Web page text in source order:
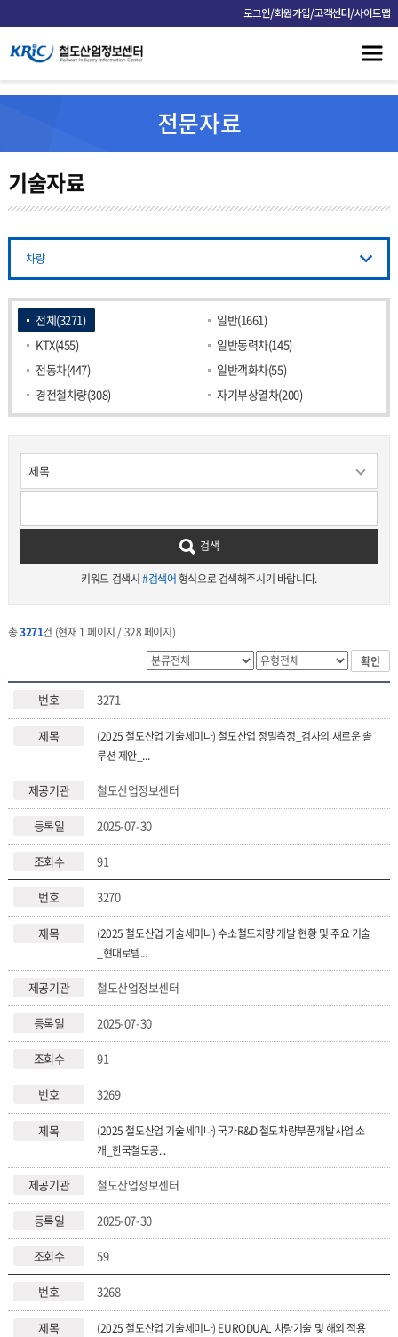
로그인/회원가입/고객센터/사이트맵
전문자료
기술자료
차량
전체(3271)
일반(1661)
KTX(455)
일반동력차(145)
전동차(447)
일반객화차(55)
경전철차량(308)
자기부상열차(200)
검색
키워드 검색시#검색어형식으로 검색해주시기 바랍니다.
총3271건 (현재 1 페이지 / 328 페이지)
확인
3271
(2025 철도산업 기술세미나) 철도산업 정밀측정_검사의 새로운 솔
루션 제안_...
철도산업정보센터
2025-07-30
91
3270
(2025 철도산업 기술세미나) 수소철도차량 개발 현황 및 주요 기술
_현대로템...
철도산업정보센터
2025-07-30
91
3269
(2025 철도산업 기술세미나) 국가R&D 철도차량부품개발사업 소
개_한국철도공...
철도산업정보센터
2025-07-30
59
3268
(2025 철도산업 기술세미나) EURODUAL 차량기술 및 해외 적용